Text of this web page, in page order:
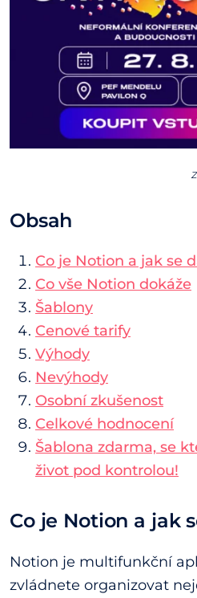
Obsah
Co je Notion a jak se
Co vše Notion dokáže
Šablony
Cenové tarify
Výhody
Nevýhody
Osobní zkušenost
Celkové hodnocení
Šablona zdarma, se
život pod kontrolou!
Co je Notion a jak
Notion je multifunkční
zvládnete organizovat